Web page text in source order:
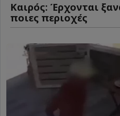
Καιρός: Έρχονται
ποιες περιοχές